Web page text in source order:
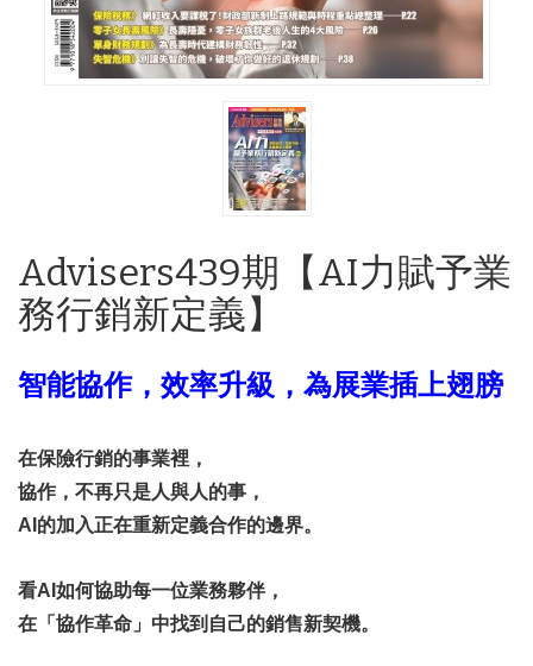
Advisers439期【AI力賦予業
務行銷新定義】
智能協作，效率升級，為展業插上翅膀
在保險行銷的事業裡，
協作，不再只是人與人的事，
AI的加入正在重新定義合作的邊界。
看AI如何協助每一位業務夥伴，
在「協作革命」中找到自己的銷售新契機。